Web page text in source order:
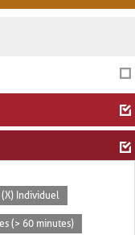
(X) Individuel
(> 60 minutes)